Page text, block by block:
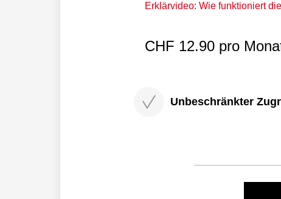
Erklärvideo: Wie funktioniert
CHF 12.90 pro
Unbeschränkter